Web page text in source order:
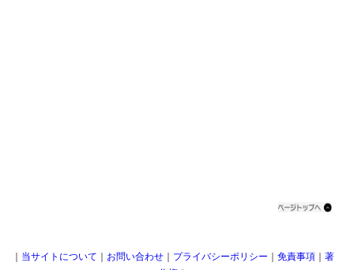
｜ 当サイトについて ｜ お問い合わせ ｜ プライバシーポリシー ｜ 免責事項 ｜ 著